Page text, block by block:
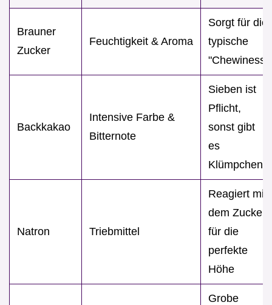
Brauner
Zucker
Feuchtigkeit & Aroma
Sorgt für die
typische
"Chewiness"
Backkakao
Intensive Farbe &
Bitternote
Sieben ist
Pflicht,
sonst gibt
es
Klümpchen
Natron Triebmittel
Reagiert mit
dem Zucker
für die
perfekte
Höhe
Grobe